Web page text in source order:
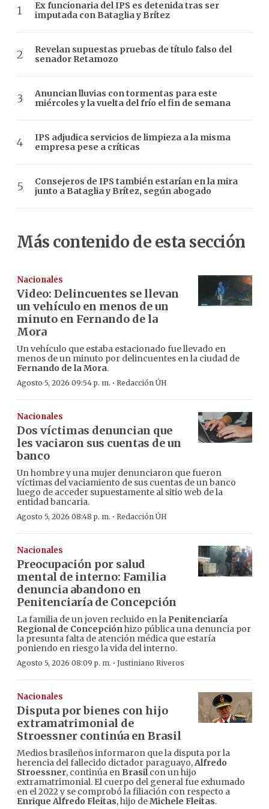
Ex funcionaria del IPS es detenida tras ser
imputada con Bataglia y Brítez
Revelan supuestas pruebas de título falso del
senador Retamozo
Anuncian lluvias con tormentas para este
miércoles y la vuelta del frío el fin de semana
IPS adjudica servicios de limpieza a la misma
empresa pese a críticas
Consejeros de IPS también estarían en la mira
junto a Bataglia y Brítez, según abogado
Más contenido de esta sección
Nacionales
Video: Delincuentes se llevan
un vehículo en menos de un
minuto en Fernando de la
Mora
Un vehículo que estaba estacionado fue llevado en
menos de un minuto por delincuentes en la ciudad de
Fernando de la Mora.
Agosto 5, 2026 09:54 p. m. · Redacción ÚH
Nacionales
Dos víctimas denuncian que
les vaciaron sus cuentas de un
banco
Un hombre y una mujer denunciaron que fueron
víctimas del vaciamiento de sus cuentas de un banco
luego de acceder supuestamente al sitio web de la
entidad bancaria.
Agosto 5, 2026 08:48 p. m. · Redacción ÚH
Nacionales
Preocupación por salud
mental de interno: Familia
denuncia abandono en
Penitenciaría de Concepción
La familia de un joven recluido en la Penitenciaría
Regional de Concepciónhizo pública una denuncia por
la presunta falta de atención médica que estaría
poniendo en riesgo la vida del interno.
Agosto 5, 2026 08:09 p. m. · Justiniano Riveros
Nacionales
Disputa por bienes con hijo
extramatrimonial de
Stroessner continúa en Brasil
Medios brasileños informaron que la disputa por la
herencia del fallecido dictador paraguayo,Alfredo
Stroessner, continúa en Brasilcon un hijo
extramatrimonial. El cuerpo del general fue exhumado
en el 2022 y se comprobó la filiación con respecto a
Enrique Alfredo Fleitas, hijo deMichele Fleitas.